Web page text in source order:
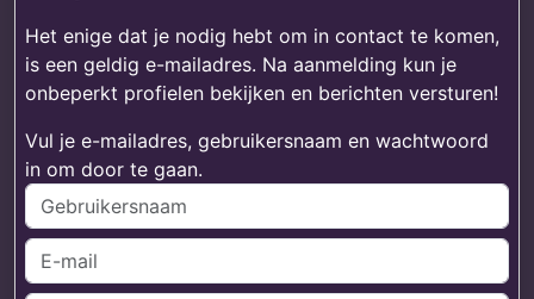
Het enige dat je nodig hebt om in contact te komen,
is een geldig e-mailadres. Na aanmelding kun je
onbeperkt profielen bekijken en berichten versturen!
Vul je e-mailadres, gebruikersnaam en wachtwoord
in om door te gaan.